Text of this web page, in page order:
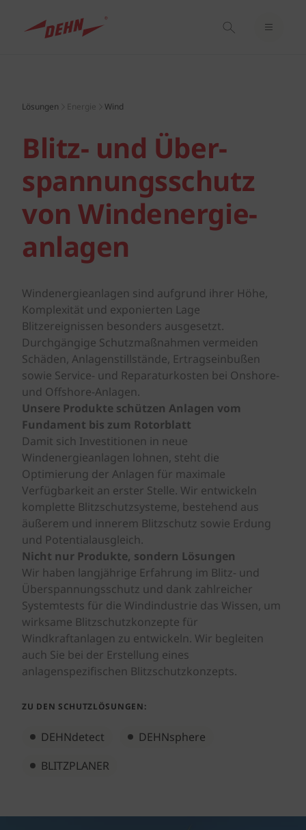
content
EINLOGGEN / REGISTRIEREN
Lösungen Energie Wind
Blitz- und Über­
spannungs­schutz
von Windenergie­
anlagen
Windenergieanlagen sind aufgrund ihrer Höhe,
Komplexität und exponierten Lage
Blitzereignissen besonders ausgesetzt.
Durchgängige Schutzmaßnahmen vermeiden
Schäden, Anlagenstillstände, Ertragseinbußen
sowie Service- und Reparaturkosten bei Onshore-
und Offshore-Anlagen.
Unsere Produkte schützen Anlagen vom
Fundament bis zum Rotorblatt
Damit sich Investitionen in neue
Windenergieanlagen lohnen, steht die
Optimierung der Anlagen für maximale
Verfügbarkeit an erster Stelle. Wir entwickeln
komplette Blitzschutzsysteme, bestehend aus
äußerem und innerem Blitzschutz sowie Erdung
und Potentialausgleich.
Nicht nur Produkte, sondern Lösungen
Wir haben langjährige Erfahrung im Blitz- und
Überspannungsschutz und dank zahlreicher
Systemtests für die Windindustrie das Wissen, um
wirksame Blitzschutzkonzepte für
Windkraftanlagen zu entwickeln. Wir begleiten
auch Sie bei der Erstellung eines
anlagenspezifischen Blitzschutzkonzepts.
ZU DEN SCHUTZLÖSUNGEN:
DEHNdetect
DEHNsphere
BLITZPLANER